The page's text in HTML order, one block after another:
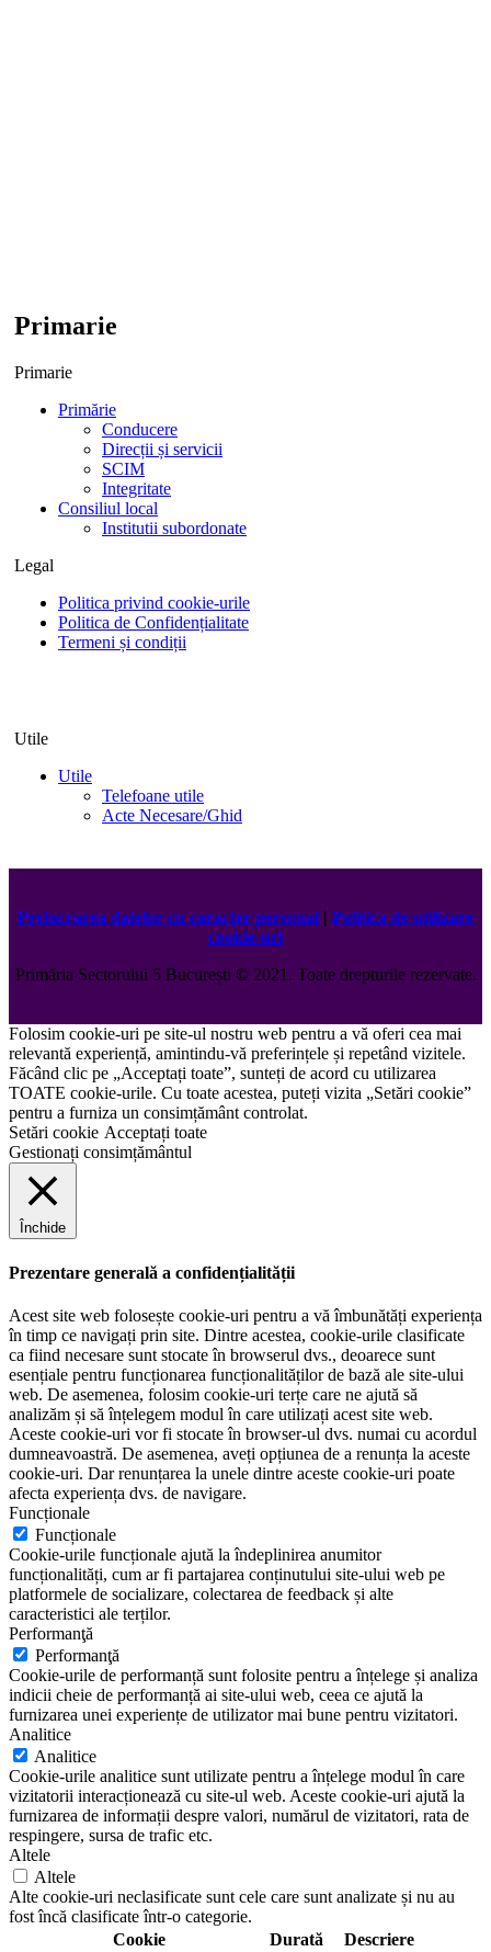
Primarie
Primarie
Primărie
Conducere
Direcții și servicii
SCIM
Integritate
Consiliul local
Institutii subordonate
Legal
Politica privind cookie-urile
Politica de Confidențialitate
Termeni și condiții
Utile
Utile
Telefoane utile
Acte Necesare/Ghid
Prelucrarea datelor cu caracter personal | Politica de utilizare
cookie-uri
Primăria Sectorului 5 București ©️2021. Toate drepturile rezervate.
Folosim cookie-uri pe site-ul nostru web pentru a vă oferi cea mai
relevantă experiență, amintindu-vă preferințele și repetând vizitele.
Făcând clic pe „Acceptați toate”, sunteți de acord cu utilizarea
TOATE cookie-urile. Cu toate acestea, puteți vizita „Setări cookie”
pentru a furniza un consimțământ controlat.
Setări cookie Acceptați toate
Gestionați consimțământul
Închide
Prezentare generală a confidențialității
Acest site web folosește cookie-uri pentru a vă îmbunătăți experiența
în timp ce navigați prin site. Dintre acestea, cookie-urile clasificate
ca fiind necesare sunt stocate în browserul dvs., deoarece sunt
esențiale pentru funcționarea funcționalităților de bază ale site-ului
web. De asemenea, folosim cookie-uri terțe care ne ajută să
analizăm și să înțelegem modul în care utilizați acest site web.
Aceste cookie-uri vor fi stocate în browser-ul dvs. numai cu acordul
dumneavoastră. De asemenea, aveți opțiunea de a renunța la aceste
cookie-uri. Dar renunțarea la unele dintre aceste cookie-uri poate
afecta experiența dvs. de navigare.
Funcționale
Funcționale
Cookie-urile funcționale ajută la îndeplinirea anumitor
funcționalități, cum ar fi partajarea conținutului site-ului web pe
platformele de socializare, colectarea de feedback și alte
caracteristici ale terților.
Performanţă
Performanţă
Cookie-urile de performanță sunt folosite pentru a înțelege și analiza
indicii cheie de performanță ai site-ului web, ceea ce ajută la
furnizarea unei experiențe de utilizator mai bune pentru vizitatori.
Analitice
Analitice
Cookie-urile analitice sunt utilizate pentru a înțelege modul în care
vizitatorii interacționează cu site-ul web. Aceste cookie-uri ajută la
furnizarea de informații despre valori, numărul de vizitatori, rata de
respingere, sursa de trafic etc.
Altele
Altele
Alte cookie-uri neclasificate sunt cele care sunt analizate și nu au
fost încă clasificate într-o categorie.
Cookie
Durată
Descriere